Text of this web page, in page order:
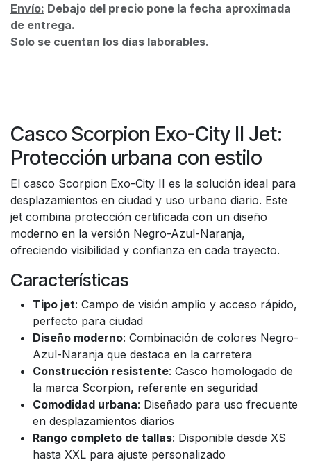
Envío: Debajo del precio pone la fecha aproximada
de entrega.
Solo se cuentan los días laborables.
Casco Scorpion Exo-City II Jet:
Protección urbana con estilo
El casco Scorpion Exo-City II es la solución ideal para
desplazamientos en ciudad y uso urbano diario. Este
jet combina protección certificada con un diseño
moderno en la versión Negro-Azul-Naranja,
ofreciendo visibilidad y confianza en cada trayecto.
Características
Tipo jet: Campo de visión amplio y acceso rápido,
perfecto para ciudad
Diseño moderno: Combinación de colores Negro-
Azul-Naranja que destaca en la carretera
Construcción resistente: Casco homologado de
la marca Scorpion, referente en seguridad
Comodidad urbana: Diseñado para uso frecuente
en desplazamientos diarios
Rango completo de tallas: Disponible desde XS
hasta XXL para ajuste personalizado